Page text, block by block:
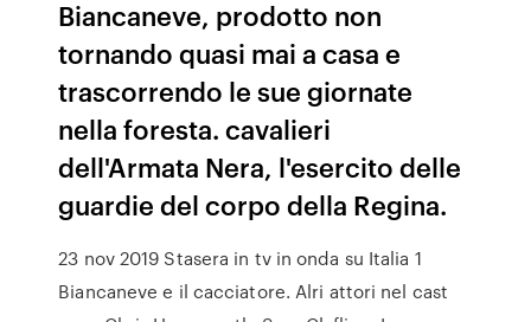
Biancaneve, prodotto non
tornando quasi mai a casa e
trascorrendo le sue giornate
nella foresta. cavalieri
dell'Armata Nera, l'esercito delle
guardie del corpo della Regina.
23 nov 2019 Stasera in tv in onda su Italia 1
Biancaneve e il cacciatore. Alri attori nel cast